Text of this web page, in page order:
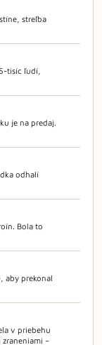
streľba
tisíc ľudí,
je na predaj.
odhalí
Bola to
aby prekonal
v priebehu
–